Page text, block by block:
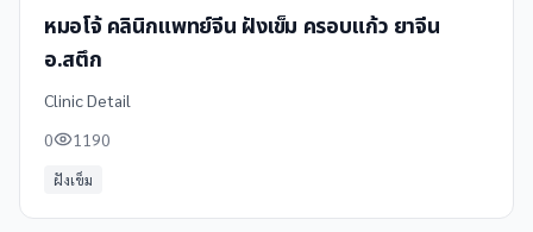
หมอโจ้ คลินิกแพทย์จีน ฝังเข็ม ครอบแก้ว ยาจีน
อ.สตึก
Clinic Detail
0
1190
ฝังเข็ม